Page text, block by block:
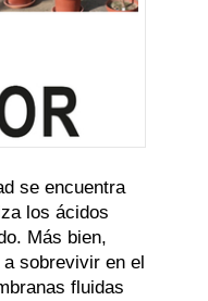
se encuentra
los ácidos
Más bien,
sobrevivir en el
fluidas